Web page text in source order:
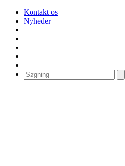
Kontakt os
Nyheder